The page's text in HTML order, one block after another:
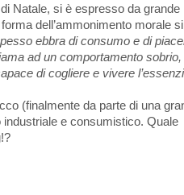
Natale, si è espresso da grande
dell’ammonimento morale
ebbra di consumo e di
ad un comportamento sobrio,
di cogliere e vivere
(finalmente da parte di una
e consumistico. Quale